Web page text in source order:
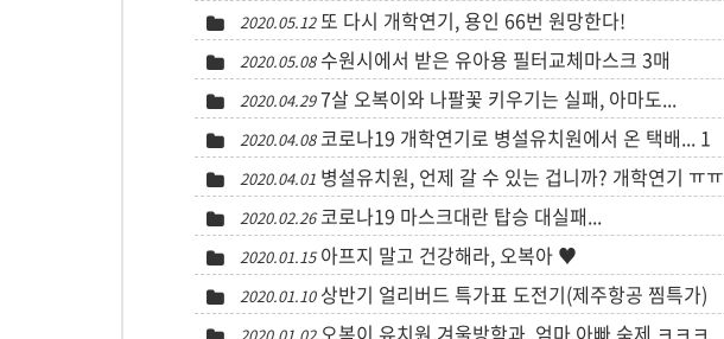
2020.05.12 또 다시 개학연기, 용인 66번 원망한다!
2020.05.08 수원시에서 받은 유아용 필터교체마스크 3매
2020.04.29 7살 오복이와 나팔꽃 키우기는 실패, 아마도...
2020.04.08 코로나19 개학연기로 병설유치원에서 온 택배... 1
2020.04.01 병설유치원, 언제 갈 수 있는 겁니까? 개학연기 ㅠㅠ
2020.02.26 코로나19 마스크대란 탑승 대실패...
2020.01.15 아프지 말고 건강해라, 오복아 ♥
2020.01.10 상반기 얼리버드 특가표 도전기(제주항공 찜특가)
오복이 유치원 겨울방학과, 엄마 아빠 숙제 ㅋㅋㅋ